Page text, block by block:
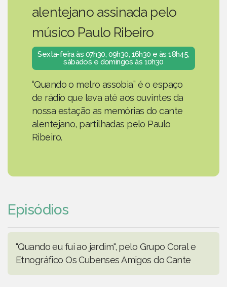
alentejano assinada pelo
músico Paulo Ribeiro
Sexta-feira às 07h30, 09h30, 16h30 e às 18h45,
sábados e domingos às 10h30
“Quando o melro assobia” é o espaço
de rádio que leva até aos ouvintes da
nossa estação as memórias do cante
alentejano, partilhadas pelo Paulo
Ribeiro.
Episódios
"Quando eu fui ao jardim", pelo Grupo Coral e
Etnográfico Os Cubenses Amigos do Cante